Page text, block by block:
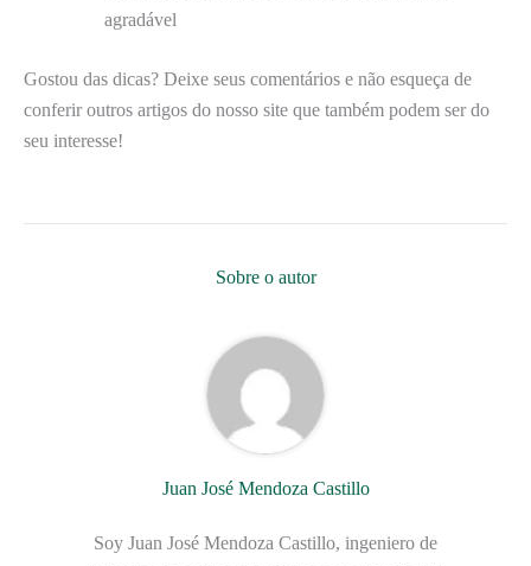
agradável
Gostou das dicas? Deixe seus comentários e não esqueça de
conferir outros artigos do nosso site que também podem ser do
seu interesse!
Sobre o autor
Juan José Mendoza Castillo
Soy Juan José Mendoza Castillo, ingeniero de